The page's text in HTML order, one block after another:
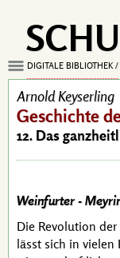
DIGITALE BIBLIOTHEK
Arnold Keyserling
Geschichte
12. Das
Weinfurter -
Die Revolution
lässt sich in